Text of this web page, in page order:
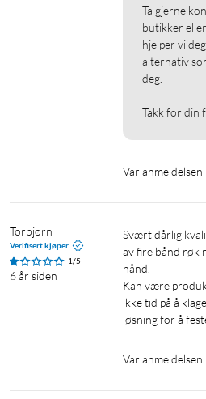
Ta gjerne
butikker
hjelper vi
alternativ
deg.
Takk for din
Var anmeldelsen
Torbjørn
Verifisert kjøper
1/5
6 år siden
Svært dårlig kvalitet, i praksis ubrukelig. Tre
av fire bånd røk
hånd.
Kan være
ikke tid på å
Var anmeldelsen